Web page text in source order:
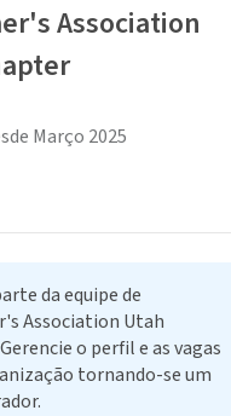
Association
Março 2025
da equipe de
Association Utah
o perfil e as vagas
tornando-se um